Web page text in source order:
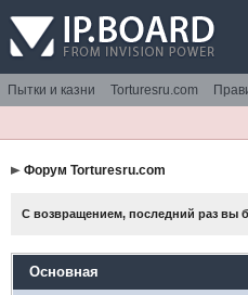
Пытки и казни Torturesru.com
Форум Torturesru.com
С возвращением, последний раз вы
Основная